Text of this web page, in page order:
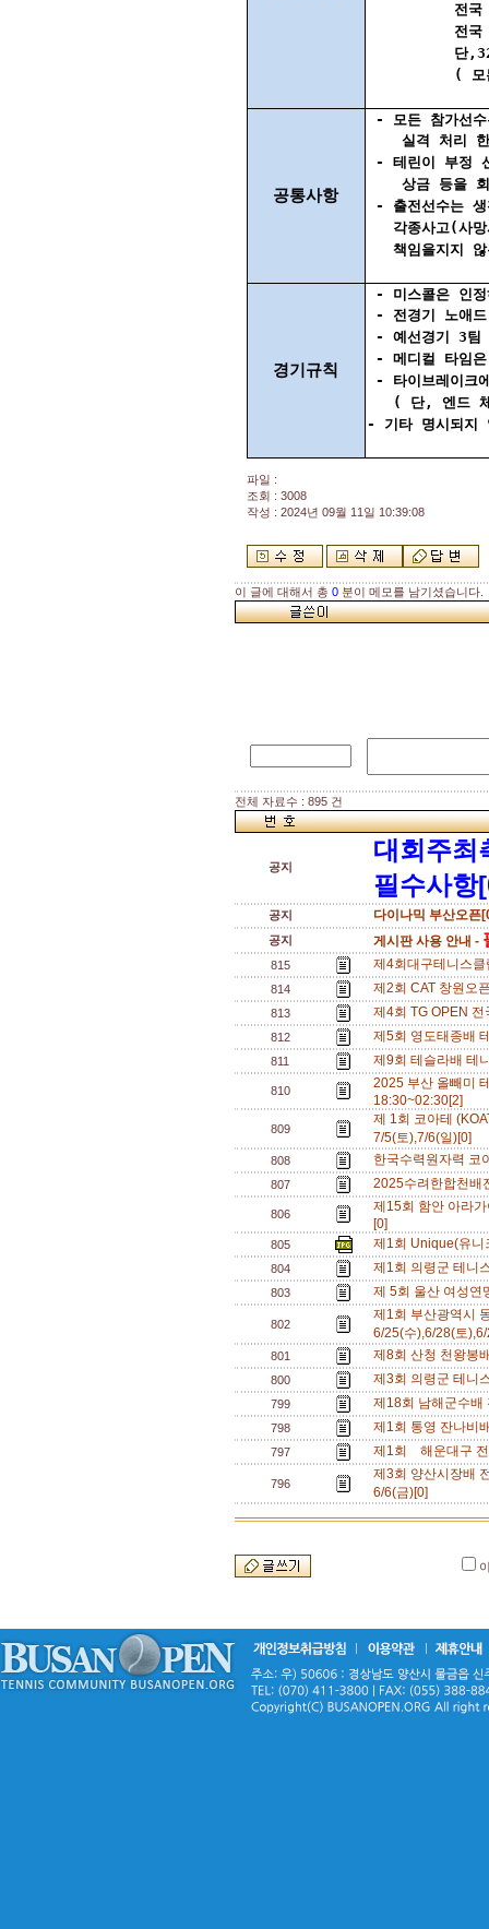
전국 테린이
전국 테린이
단,32팀이하
( 모든 대
공통사항
- 모든 참가선수
실격 처리
- 테린이 부정
상금 등을 회
- 출전선수는 생
각종사고(사망
책임을지지 않
경기규칙
- 미스콜은 인정
- 전경기 노애
- 예선경기 3팀
- 메디컬 타임
- 타이브레이크
( 단, 엔드 체
- 기타 명시되지
파일 :
조회 : 3008
작성 : 2024년 09월 11일 10:39:08
이 글에 대해서 총 0 분이 메모를 남기셨습니다.
전체 자료수 : 895 건
공지
대회주최
필수사항
공지 다이나믹 부산오픈
공지 게시판 사용 안내 -
815 제4회대구테니스
814 제2회 CAT 창원오
813 제4회 TG OPEN
812 제5회 영도태종배
811 제9회 테슬라배 테
810
2025 부산 올빼미
18:30~02:30[2]
809
제 1회 코아테
7/5(토),7/6(일)[0]
808 한국수력원자력 코
807 2025수려한합천배
806
제15회 함안 아라
[0]
805 제1회 Unique(유
804 제1회 의령군 테니
803 제 5회 울산 여성
802
제1회 부산광역시
6/25(수),6/28(토
801 제8회 산청 천왕봉
800 제3회 의령군 테니
799 제18회 남해군수
798 제1회 통영 잔나비
797 제1회 해운대구
796
제3회 양산시장배
6/6(금)[0]